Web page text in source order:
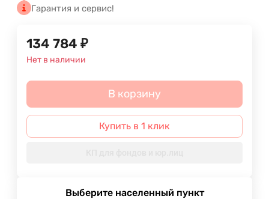
Гарантия и сервис!
134 784 ₽
Нет в наличии
В корзину
Купить в 1 клик
Выберите населенный пункт